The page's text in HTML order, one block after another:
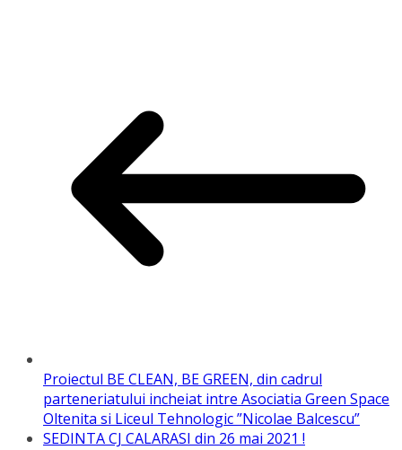
Proiectul BE CLEAN, BE GREEN, din cadrul
parteneriatului incheiat intre Asociatia Green Space
Oltenita si Liceul Tehnologic ”Nicolae Balcescu”
SEDINTA CJ CALARASI din 26 mai 2021 !